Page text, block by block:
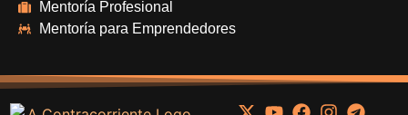
Mentoría Profesional
Mentoría para Emprendedores